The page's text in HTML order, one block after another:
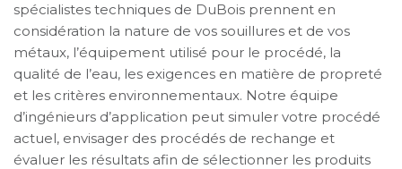
spécialistes techniques de DuBois prennent en
considération la nature de vos souillures et de vos
métaux, l’équipement utilisé pour le procédé, la
qualité de l’eau, les exigences en matière de propreté
et les critères environnementaux. Notre équipe
d’ingénieurs d’application peut simuler votre procédé
actuel, envisager des procédés de rechange et
évaluer les résultats afin de sélectionner les produits